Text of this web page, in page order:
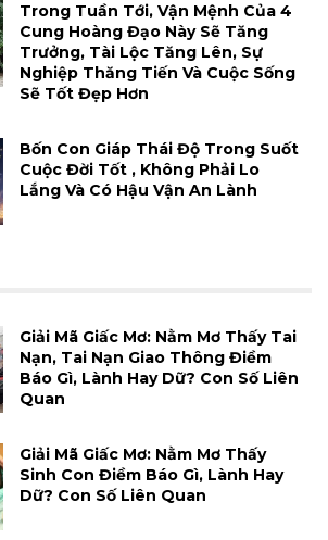
Trong Tuần Tới, Vận Mệnh Của 4
Cung Hoàng Đạo Này Sẽ Tăng
Trưởng, Tài Lộc Tăng Lên, Sự
Nghiệp Thăng Tiến Và Cuộc Sống
Sẽ Tốt Đẹp Hơn
Bốn Con Giáp Thái Độ Trong Suốt
Cuộc Đời Tốt , Không Phải Lo
Lắng Và Có Hậu Vận An Lành
Giải Mã Giấc Mơ: Nằm Mơ Thấy Tai
Nạn, Tai Nạn Giao Thông Điềm
Báo Gì, Lành Hay Dữ? Con Số Liên
Quan
Giải Mã Giấc Mơ: Nằm Mơ Thấy
Sinh Con Điềm Báo Gì, Lành Hay
Dữ? Con Số Liên Quan